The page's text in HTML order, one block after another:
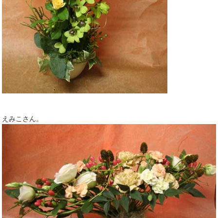
えみこさん。